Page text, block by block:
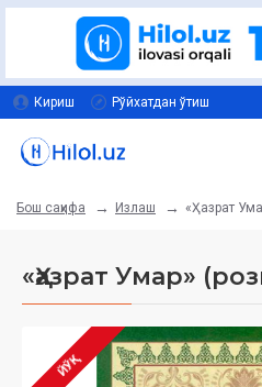
Кириш Рўйхатдан ўтиш
Бош саҳифа Излаш «Ҳазрат
«Ҳазрат Умар»
ЙЎҚ